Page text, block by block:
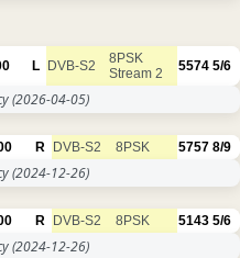
L DVB-S2
8PSK
Stream 2
5574 5/6
(2026-04-05)
R DVB-S2 8PSK 5757 8/9
(2024-12-26)
R DVB-S2 8PSK 5143 5/6
(2024-12-26)